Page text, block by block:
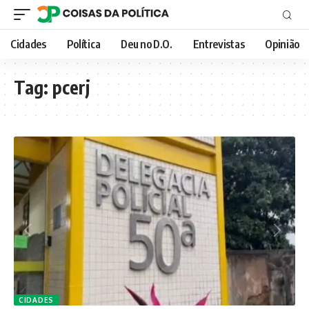
Cidades Política Deu no D.O. Entrevistas Opinião
Tag: pcerj
CIDADES